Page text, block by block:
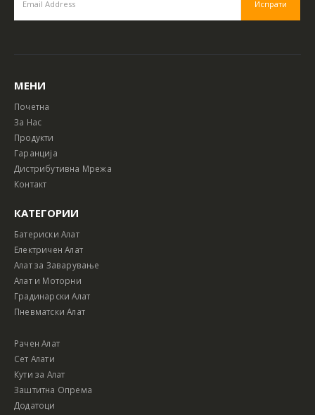
МЕНИ
Почетна
За Нас
Продукти
Гаранција
Дистрибутивна Мрежа
Контакт
КАТЕГОРИИ
Батериски Алат
Електричен Алат
Алат за Заварување
Алат и Моторни
Градинарски Алат
Пневматски Алат
Рачен Алат
Сет Алати
Кути за Алат
Заштитна Опрема
Додатоци